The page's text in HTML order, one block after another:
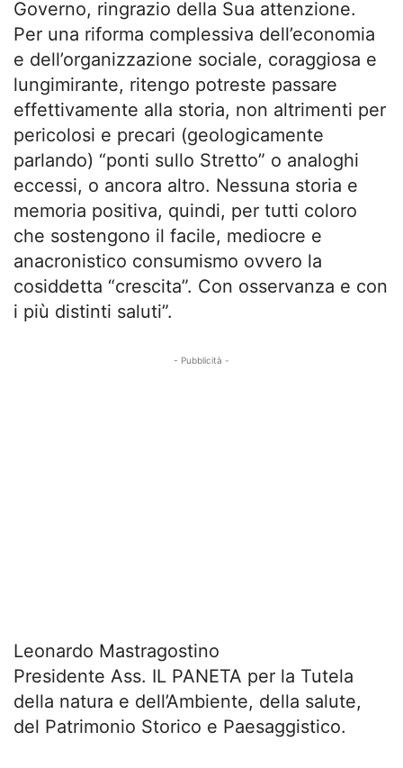
Governo, ringrazio della Sua attenzione.
Per una riforma complessiva dell’economia
e dell’organizzazione sociale, coraggiosa e
lungimirante, ritengo potreste passare
effettivamente alla storia, non altrimenti per
pericolosi e precari (geologicamente
parlando) “ponti sullo Stretto” o analoghi
eccessi, o ancora altro. Nessuna storia e
memoria positiva, quindi, per tutti coloro
che sostengono il facile, mediocre e
anacronistico consumismo ovvero la
cosiddetta “crescita”. Con osservanza e con
i più distinti saluti”.
- Pubblicità -
Leonardo Mastragostino
Presidente Ass. IL PANETA per la Tutela
della natura e dell’Ambiente, della salute,
del Patrimonio Storico e Paesaggistico.